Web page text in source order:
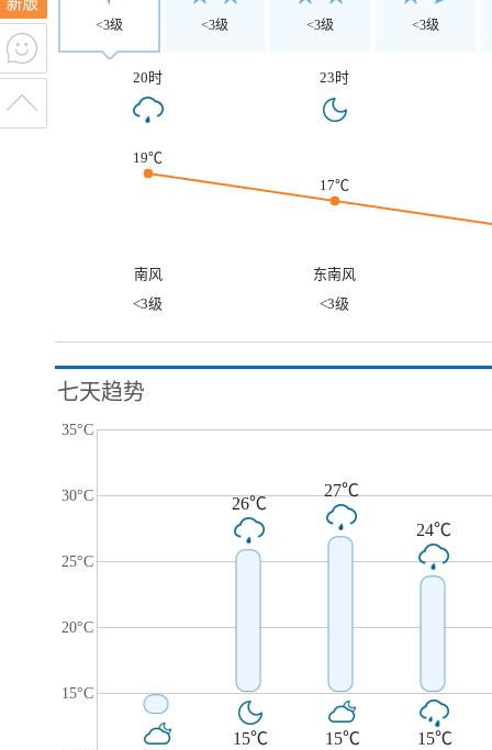
<3级 <3级 <3级 <3级
20时 23时
19℃
17℃
南风
东南风
<3级
<3级
七天趋势
35°C
30°C
25°C
20°C
15°C
26℃
15℃
27℃
15℃
24℃
15℃